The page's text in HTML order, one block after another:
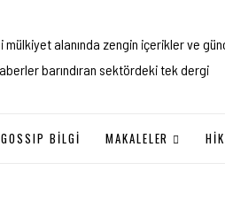
GOSSIP BILGI MAKALELER